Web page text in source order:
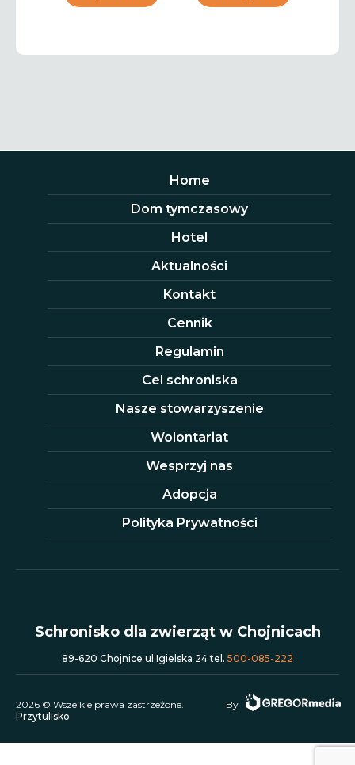
Home
Dom tymczasowy
Hotel
Aktualności
Kontakt
Cennik
Regulamin
Cel schroniska
Nasze stowarzyszenie
Wolontariat
Wesprzyj nas
Adopcja
Polityka Prywatności
Schronisko dla zwierząt w Chojnicach
89-620 Chojnice ul.Igielska 24 tel. 500-085-222
2026 © Wszelkie prawa zastrzeżone.
Przytulisko
By